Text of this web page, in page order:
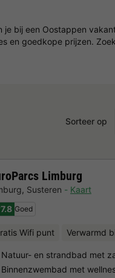
bij een Oostappen
en goedkope prijzen.
Sorteer op
Limburg
, Susteren
Kaart
7.8 Goed
Wifi punt Verwarmd
Natuur- en strandbad met
Binnenzwembad met